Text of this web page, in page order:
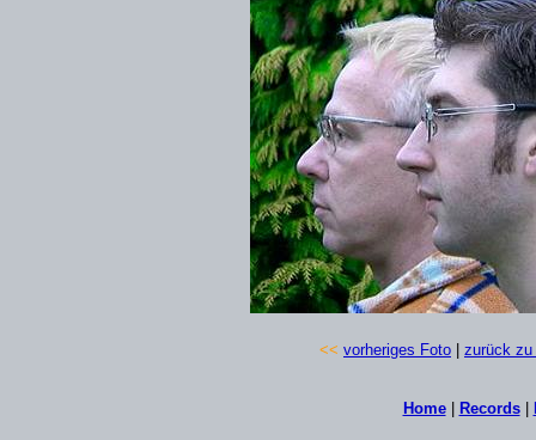
<< vorheriges Foto zurück
Home| Records|